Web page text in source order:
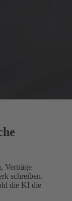
Verträge
schreiben.
die KI die